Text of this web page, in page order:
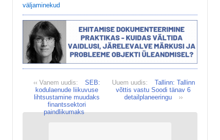
väljaminekud
Uuem uudis:
Tallinn: Tallinn
võttis vastu Soodi tänav 6
detailplaneeringu
››
‹‹ Vanem uudis:
SEB:
kodulaenude liikuvuse
lihtsustamine muudaks
finantssektori
paindlikumaks